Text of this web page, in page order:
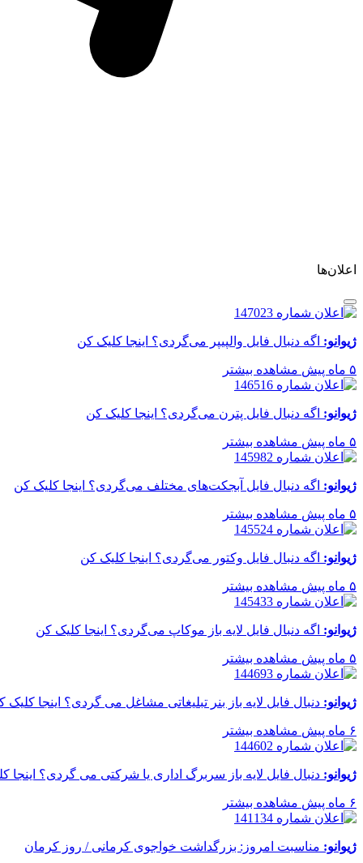
اعلان‌ها
ژیوانو: اگه دنبال فایل والپیپر می‌گردی؟ اینجا کلیک کن
۵ ماه پیش مشاهده بیشتر
ژیوانو: اگه دنبال فایل پترن می‌گردی؟ اینجا کلیک کن
۵ ماه پیش مشاهده بیشتر
ژیوانو: اگه دنبال فایل آبجکت‌های مختلف می‌گردی؟ اینجا کلیک کن
۵ ماه پیش مشاهده بیشتر
ژیوانو: اگه دنبال فایل وکتور می‌گردی؟ اینجا کلیک کن
۵ ماه پیش مشاهده بیشتر
ژیوانو: اگه دنبال فایل لایه باز موکاپ می‌گردی؟ اینجا کلیک کن
۵ ماه پیش مشاهده بیشتر
ژیوانو: دنبال فایل لایه باز بنر تبلیغاتی مشاغل می گردی؟ اینجا کلیک
۶ ماه پیش مشاهده بیشتر
ژیوانو: دنبال فایل لایه باز سربرگ اداری یا شرکتی می گردی؟ اینجا
۶ ماه پیش مشاهده بیشتر
ژیوانو: مناسبت امروز: بزرگداشت خواجوی کرمانی / روز کرمان